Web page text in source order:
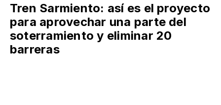
Tren Sarmiento: así es el proyecto
para aprovechar una parte del
soterramiento y eliminar 20
barreras